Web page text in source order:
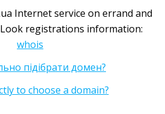
Internet service on errand and
registrations information:
whois
підібрати домен?
to choose a domain?